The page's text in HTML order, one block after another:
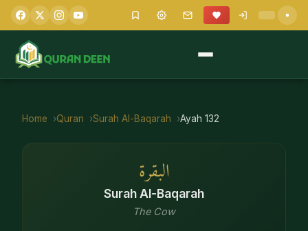
Home Quran Surah Al-Baqarah Ayah 132
البقرة
Surah Al-Baqarah
The Cow